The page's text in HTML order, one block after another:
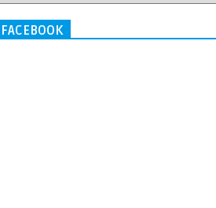
FACEBOOK